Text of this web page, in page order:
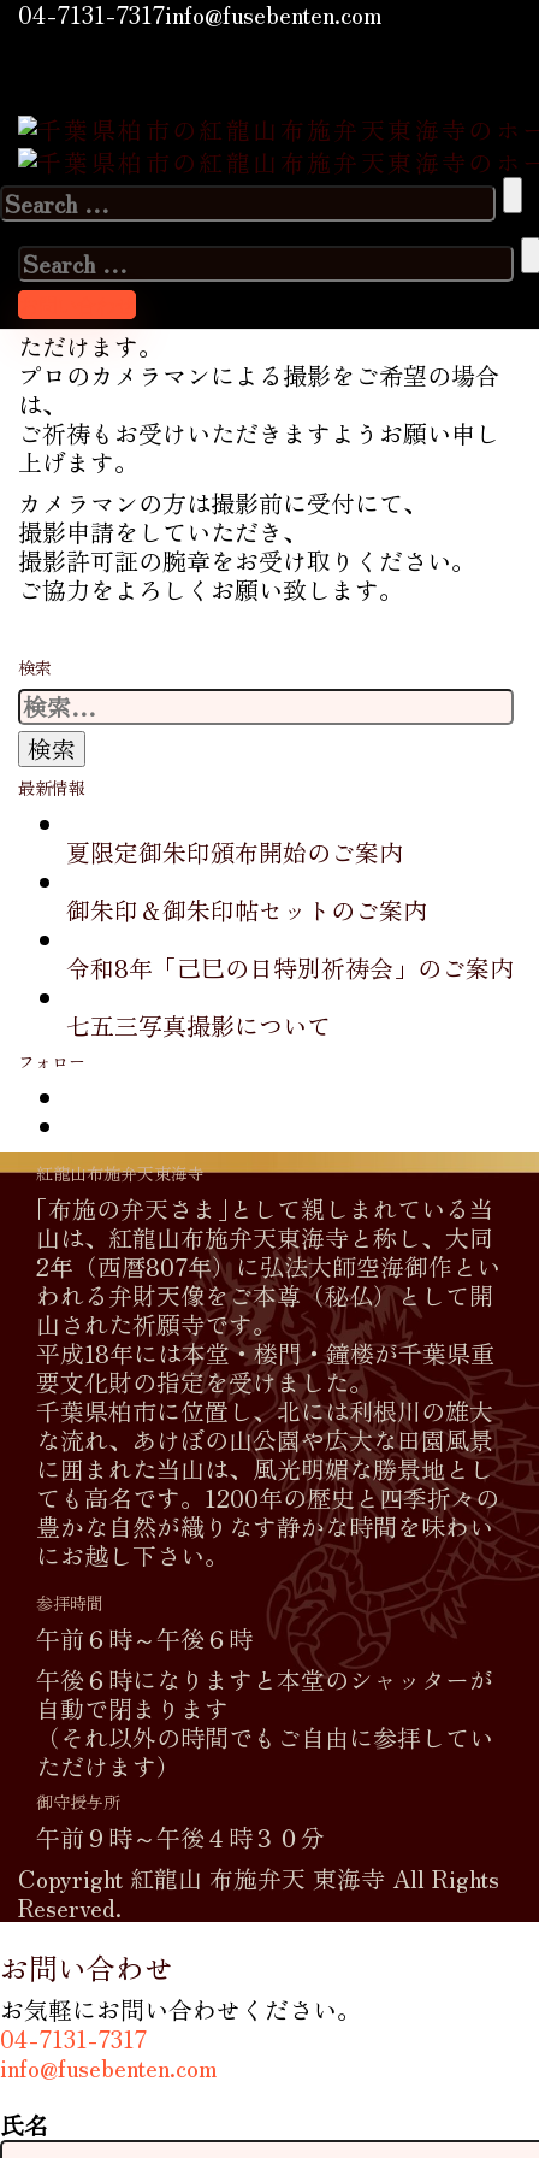
04-7131-7317info@fusebenten.com
Search
for:
Search
for:
千葉県柏市の紅龍山布施弁天東海寺のホームペー
七五三写真撮影につい
て
2025年11月12日fusebenten_admin202207
お知らせ
当山では境内で七五三の写真撮影をお撮りい
ただけます。
プロのカメラマンによる撮影をご希望の場合
は、
ご祈祷もお受けいただきますようお願い申し
上げます。
カメラマンの方は撮影前に受付にて、
撮影申請をしていただき、
撮影許可証の腕章をお受け取りください。
ご協力をよろしくお願い致します。
検索
検
索:
最新情報
夏限定御朱印頒布開始のご案内
御朱印＆御朱印帖セットのご案内
令和8年「己巳の日特別祈祷会」のご案内
七五三写真撮影について
フォロー
紅龍山布施弁天東海寺
｢布施の弁天さま｣として親しまれている当
山は、紅龍山布施弁天東海寺と称し、大同
2年（西暦807年）に弘法大師空海御作とい
われる弁財天像をご本尊（秘仏）として開
山された祈願寺です。
平成18年には本堂・楼門・鐘楼が千葉県重
要文化財の指定を受けました。
千葉県柏市に位置し、北には利根川の雄大
な流れ、あけぼの山公園や広大な田園風景
に囲まれた当山は、風光明媚な勝景地とし
ても高名です。1200年の歴史と四季折々の
豊かな自然が織りなす静かな時間を味わい
にお越し下さい。
参拝時間
午前６時～午後６時
午後６時になりますと本堂のシャッターが
自動で閉まります
（それ以外の時間でもご自由に参拝してい
ただけます）
御守授与所
午前９時～午後４時３０分
Copyright 紅龍山 布施弁天 東海寺 All Rights
Reserved.
お問い合わせ
お気軽にお問い合わせください。
04-7131-7317
info@fusebenten.com
氏名